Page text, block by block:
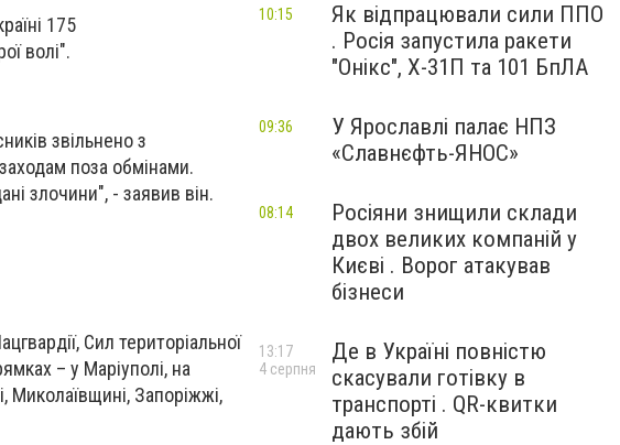
175
волі".
звільнено з
поза обмінами.
злочини", - заявив він.
Сил територіальної
– у Маріуполі, на
Миколаївщині, Запоріжжі,
Як відпрацювали сили ППО
. Росія запустила ракети
"Онікс", Х-31П та 101 БпЛА
10:15
У Ярославлі палає НПЗ
«Славнєфть-ЯНОС»
09:36
Росіяни знищили склади
двох великих компаній у
Києві . Ворог атакував
бізнеси
08:14
Де в Україні повністю
скасували готівку в
транспорті . QR-квитки
дають збій
13:17
4 серпня